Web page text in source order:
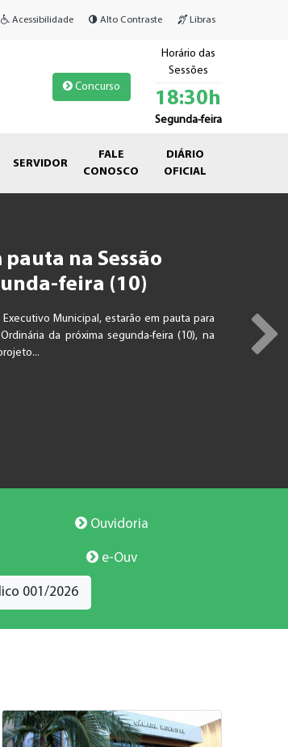
Acessibilidade Alto Contraste Libras
Concurso
Horário das
Sessões
18:30h
Segunda-feira
SERVIDOR
FALE
CONOSCO
DIÁRIO
OFICIAL
na Sessão
feira (10)
Municipal, estarão em pauta para
da próxima segunda-feira (10), na
Ouvidoria
e-Ouv
001/2026